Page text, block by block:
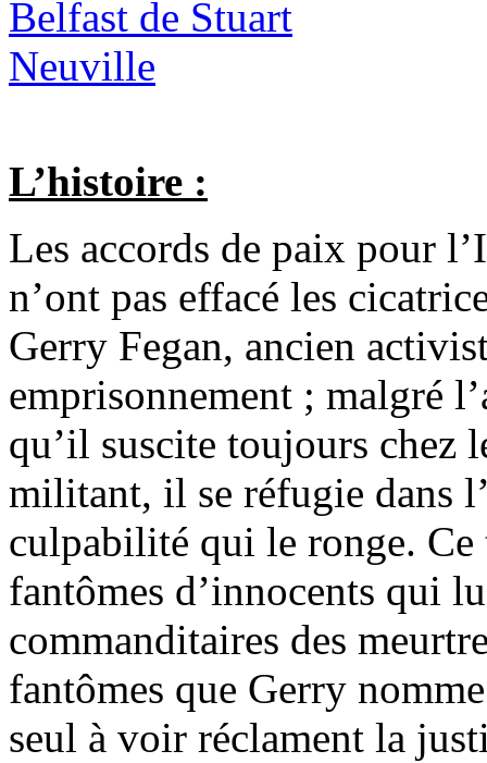
L’histoire :
Les accords de paix pour
n’ont pas effacé les
Gerry Fegan, ancien
emprisonnement ; malgré
qu’il suscite toujours chez
militant, il se réfugie dans
culpabilité qui le ronge. Ce
fantômes d’innocents qui
commanditaires des
fantômes que Gerry
seul à voir réclament la